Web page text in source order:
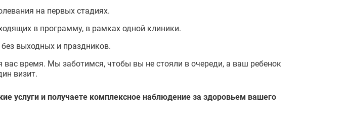
на первых стадиях.
в программу, в рамках одной клиники.
выходных и праздников.
время. Мы заботимся, чтобы вы не стояли в очереди, а ваш ребенок
визит.
услуги и получаете комплексное наблюдение за здоровьем вашего